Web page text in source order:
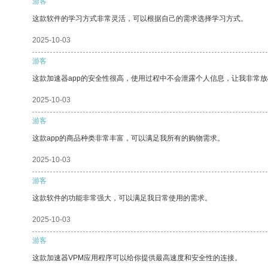
这款软件的学习方式非常灵活，可以根据自己的需求选择学习方式。
2025-10-03
游客
这款加速器app的安全性很高，使用过程中不会泄露个人信息，让我非常
2025-10-03
游客
这款app的商品种类非常丰富，可以满足我所有的购物需求。
2025-10-03
游客
这款软件的功能非常强大，可以满足我日常使用的需求。
2025-10-03
游客
这款加速器VPM应用程序可以给你提供最高速度和安全性的连接。